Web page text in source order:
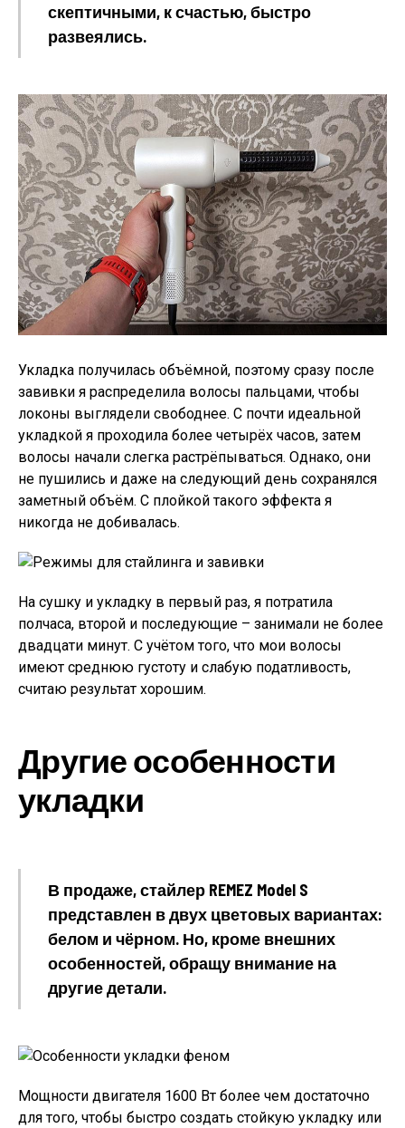
скептичными, к счастью, быстро
развеялись.
Укладка получилась объёмной, поэтому сразу после
завивки я распределила волосы пальцами, чтобы
локоны выглядели свободнее. С почти идеальной
укладкой я проходила более четырёх часов, затем
волосы начали слегка растрёпываться. Однако, они
не пушились и даже на следующий день сохранялся
заметный объём. С плойкой такого эффекта я
никогда не добивалась.
На сушку и укладку в первый раз, я потратила
полчаса, второй и последующие – занимали не более
двадцати минут. С учётом того, что мои волосы
имеют среднюю густоту и слабую податливость,
считаю результат хорошим.
Другие особенности
укладки
В продаже, стайлер REMEZ Model S
представлен в двух цветовых вариантах:
белом и чёрном. Но, кроме внешних
особенностей, обращу внимание на
другие детали.
Мощности двигателя 1600 Вт более чем достаточно
для того, чтобы быстро создать стойкую укладку или